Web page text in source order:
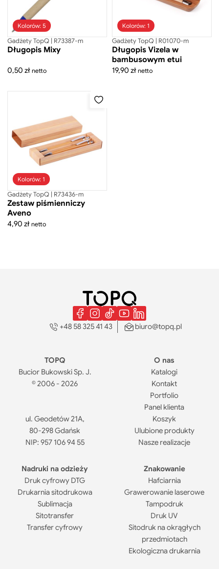
Ołówki
Piśmiennicze
Długopisy aluminiowe
Długopisy plastikowe
Zestawy piśmiennicze
Plecaki
Pudełka na prezenty
Torby i plecaki na laptopa
Torby na zakupy
Torby podróżne
Torby sportowe
Mini figurki
Ręczniki
minimalna
maksymalna
Cena
minimalna
-
Cena
maksymalna
Kolorów: 5
Gadżety TopQ | R73387-m
Długopis Mixy
0,50 złnetto
Kolorów: 1
Gadżety TopQ | R01070-m
Długopis Vizela w
bambusowym etui
19,90 złnetto
Kolorów: 1
Gadżety TopQ | R73436-m
Zestaw piśmienniczy
Aveno
4,90 złnetto
+48 58 325 41 43 biuro@topq.pl
TOPQ
Bucior Bukowski Sp. J.
© 2006 - 2026
ul. Geodetów 21A,
80-298 Gdańsk
NIP: 957 106 94 55
O nas
Katalogi
Kontakt
Portfolio
Panel klienta
Koszyk
Ulubione produkty
Nasze realizacje
Nadruki na odzieży
Druk cyfrowy DTG
Drukarnia sitodrukowa
Sublimacja
Sitotransfer
Transfer cyfrowy
Znakowanie
Hafciarnia
Grawerowanie laserowe
Tampodruk
Druk UV
Sitodruk na okrągłych
przedmiotach
Ekologiczna drukarnia